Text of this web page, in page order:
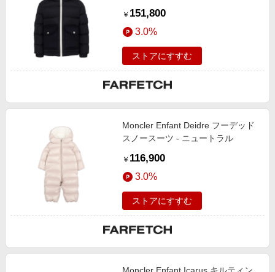
￥ 151,800
3.0%
ストアにすすむ
Moncler Enfant Deidre フーデッド
スノースーツ - ニュートラル
￥ 116,900
3.0%
ストアにすすむ